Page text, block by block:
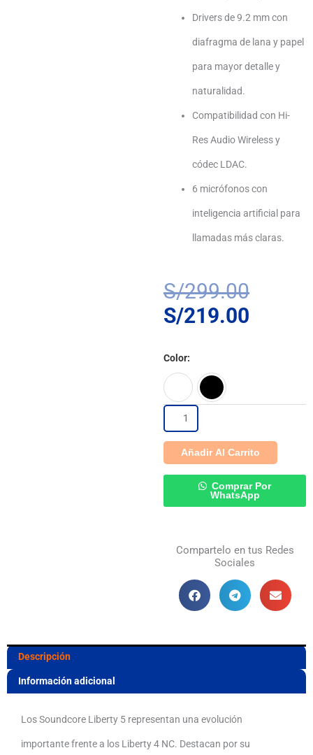
Drivers de 9.2 mm con
diafragma de lana y papel
para mayor detalle y
naturalidad.
Compatibilidad con Hi-
Res Audio Wireless y
códec LDAC.
6 micrófonos con
inteligencia artificial para
llamadas más claras.
S/299.00El
S/219.00
El
Color
Audífonos
Soundcore
Liberty
5
ANC
3.0
Dolby
LDAC
Hasta
de
Batería
Añadir Al Carrito
Comprar Por
WhatsApp
Compartelo en tus Redes
Sociales
Descripción
Información adicional
Los Soundcore Liberty 5 representan una evolución
importante frente a los Liberty 4 NC. Destacan por su